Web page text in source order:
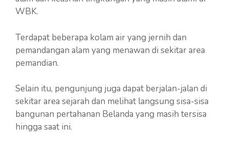
WBK.
Terdapat beberapa kolam air yang jernih dan
pemandangan alam yang menawan di sekitar area
pemandian.
Selain itu, pengunjung juga dapat berjalan-jalan di
sekitar area sejarah dan melihat langsung sisa-sisa
bangunan pertahanan Belanda yang masih tersisa
hingga saat ini.